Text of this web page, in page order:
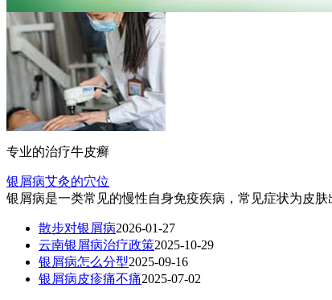
专业的治疗牛皮癣
银屑病艾灸的穴位
银屑病是一类常见的慢性自身免疫疾病，常见症状为皮
散步对银屑病2026-01-27
云南银屑病治疗政策2025-10-29
银屑病怎么分型2025-09-16
银屑病皮疹痛不痛2025-07-02